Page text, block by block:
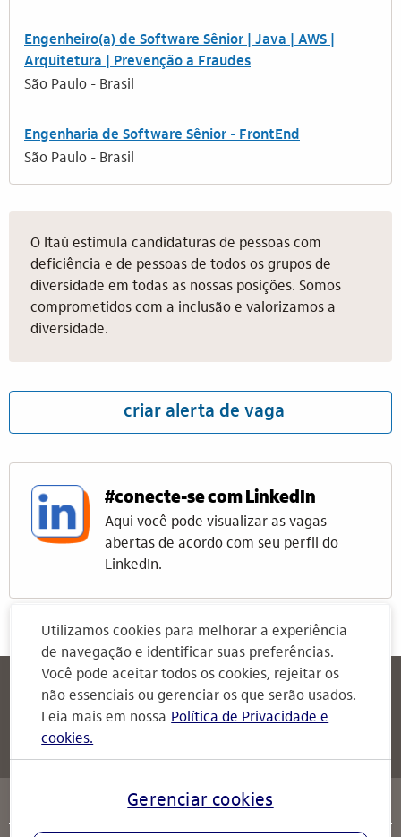
Engenheiro(a) de Software Sênior | Java | AWS |
Arquitetura | Prevenção a Fraudes
São Paulo - Brasil
Engenharia de Software Sênior - FrontEnd
São Paulo - Brasil
O Itaú estimula candidaturas de pessoas com
deficiência e de pessoas de todos os grupos de
diversidade em todas as nossas posições. Somos
comprometidos com a inclusão e valorizamos a
diversidade.
criar alerta de vaga
#conecte-se com LinkedIn
Aqui você pode visualizar as vagas
abertas de acordo com seu perfil do
LinkedIn.
Itaú
Attendimento Itaú
Para Empresas
Attendimento Itaú
Utilizamos cookies para melhorar a experiência
de navegação e identificar suas preferências.
Você pode aceitar todos os cookies, rejeitar os
não essenciais ou gerenciar os que serão usados.
Leia mais em nossa Política de Privacidade e
cookies.
Gerenciar cookies